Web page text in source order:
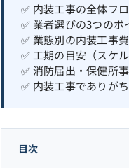
✅ 内装工事の全体フ
✅ 業者選びの3つの
✅ 業態別の内装工事
✅ 工期の目安（スケ
✅ 消防届出・保健所
✅ 内装工事でありが
目次